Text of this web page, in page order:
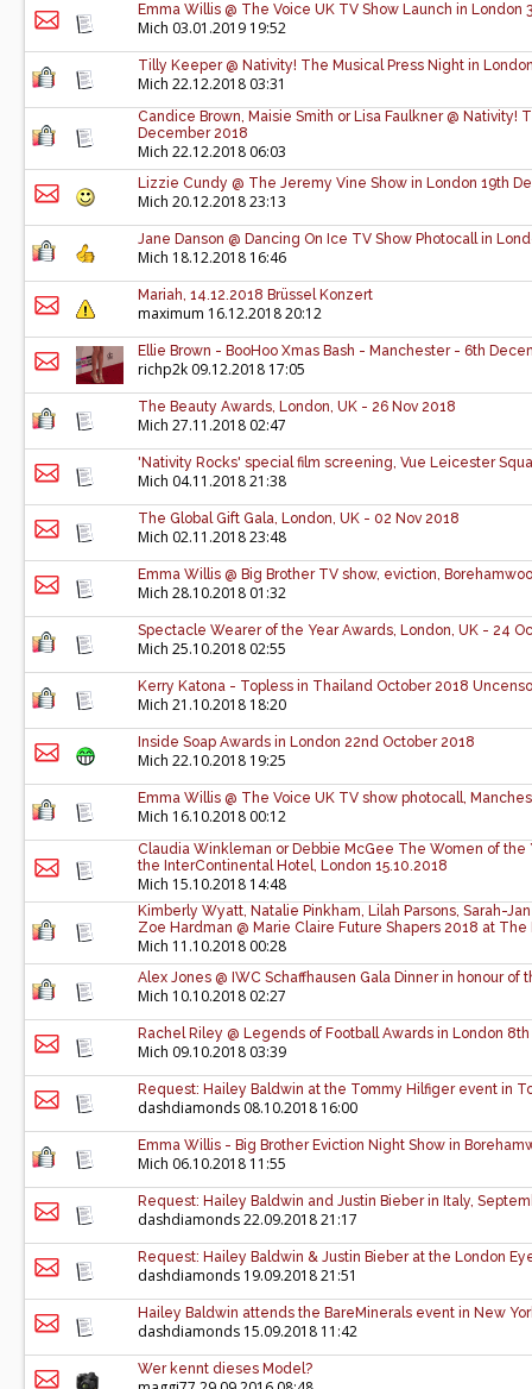
Emma Willis @ The Voice UK TV Show Launch in London
Mich 03.01.2019 19:52
Tilly Keeper @ Nativity! The Musical Press Night in
Mich 22.12.2018 03:31
Candice Brown, Maisie Smith or Lisa Faulkner @ Nativity!
December 2018
Mich 22.12.2018 06:03
Lizzie Cundy @ The Jeremy Vine Show in London 19th
Mich 20.12.2018 23:13
Jane Danson @ Dancing On Ice TV Show Photocall in
Mich 18.12.2018 16:46
Mariah, 14.12.2018 Brüssel Konzert
maximum 16.12.2018 20:12
Ellie Brown - BooHoo Xmas Bash - Manchester - 6th
richp2k 09.12.2018 17:05
The Beauty Awards, London, UK - 26 Nov 2018
Mich 27.11.2018 02:47
'Nativity Rocks' special film screening, Vue Leicester
Mich 04.11.2018 21:38
The Global Gift Gala, London, UK - 02 Nov 2018
Mich 02.11.2018 23:48
Emma Willis @ Big Brother TV show, eviction,
Mich 28.10.2018 01:32
Spectacle Wearer of the Year Awards, London, UK - 24
Mich 25.10.2018 02:55
Kerry Katona - Topless in Thailand October 2018
Mich 21.10.2018 18:20
Inside Soap Awards in London 22nd October 2018
Mich 22.10.2018 19:25
Emma Willis @ The Voice UK TV show photocall,
Mich 16.10.2018 00:12
Claudia Winkleman or Debbie McGee The Women of the
the InterContinental Hotel, London 15.10.2018
Mich 15.10.2018 14:48
Kimberly Wyatt, Natalie Pinkham, Lilah Parsons, Sarah-
Zoe Hardman @ Marie Claire Future Shapers 2018 at
Mich 11.10.2018 00:28
Alex Jones @ IWC Schaffhausen Gala Dinner in honour of
Mich 10.10.2018 02:27
Rachel Riley @ Legends of Football Awards in London
Mich 09.10.2018 03:39
Request: Hailey Baldwin at the Tommy Hilfiger event in
dashdiamonds 08.10.2018 16:00
Emma Willis - Big Brother Eviction Night Show in
Mich 06.10.2018 11:55
Request: Hailey Baldwin and Justin Bieber in Italy,
dashdiamonds22.09.2018 21:17
Request: Hailey Baldwin & Justin Bieber at the London
dashdiamonds 19.09.2018 21:51
Hailey Baldwin attends the BareMinerals event in New
dashdiamonds 15.09.2018 11:42
Wer kennt dieses Model?